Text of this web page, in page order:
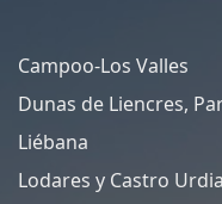
Campoo-Los Valles
Dunas de Liencres,
Liébana
Lodares y Castro